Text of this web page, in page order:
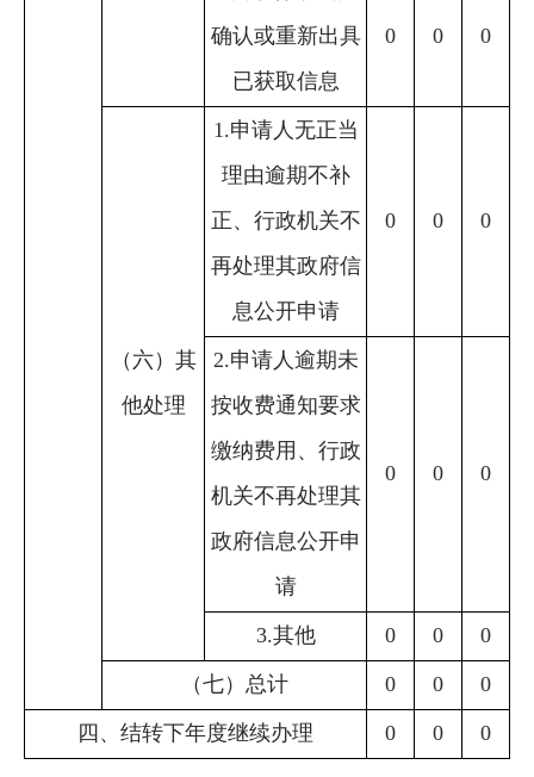
确认或重新出具
已获取信息
0 0 0
（六）其
他处理
1.申请人无正当
理由逾期不补
正、行政机关不
再处理其政府信
息公开申请
0 0 0
2.申请人逾期未
按收费通知要求
缴纳费用、行政
机关不再处理其
政府信息公开申
请
0 0 0
3.其他 0 0 0
（七）总计 0 0 0
四、结转下年度继续办理 0 0 0